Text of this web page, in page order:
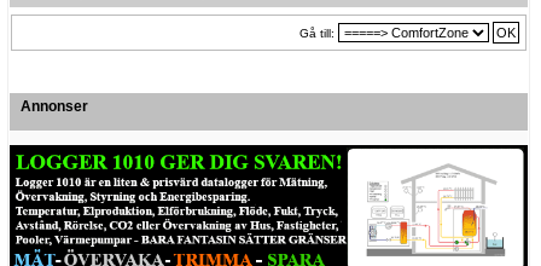
Gå till:
Annonser